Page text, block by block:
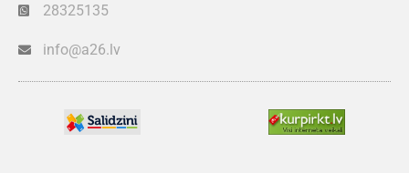
28325135
info@a26.lv